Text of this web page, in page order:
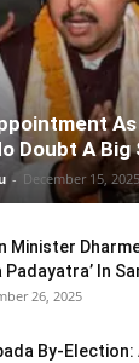
Doubt A Big
- December 15, 2025
Minister
Padayatra’ In
26, 2025
By-